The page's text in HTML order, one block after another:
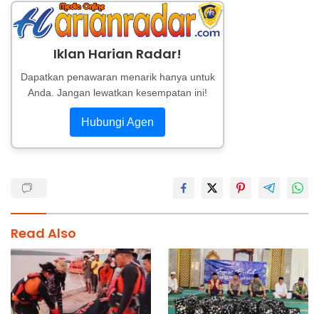
Iklan Harian Radar!
Dapatkan penawaran menarik hanya untuk
Anda. Jangan lewatkan kesempatan ini!
Hubungi Agen
Read Also